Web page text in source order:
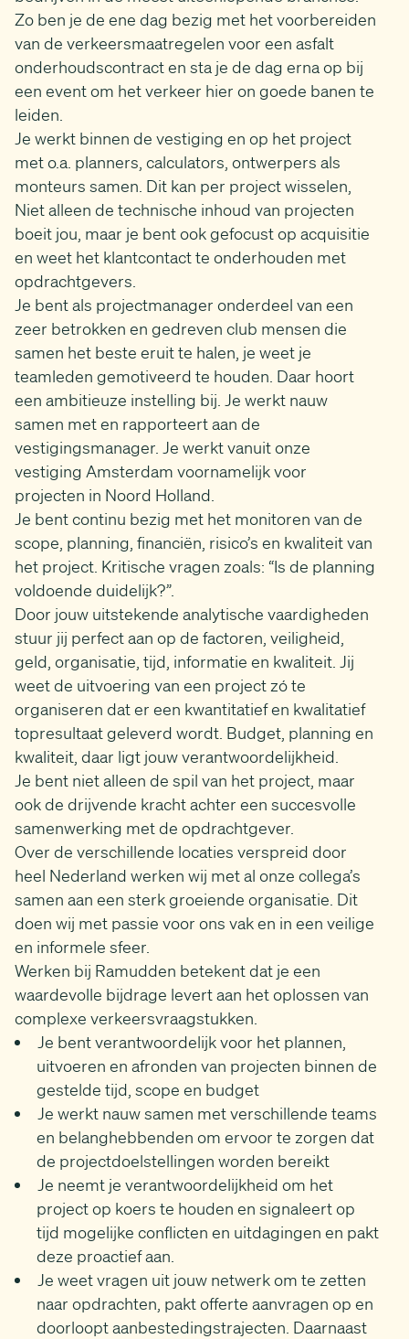
Zo ben je de ene dag bezig met het voorbereiden
van de verkeersmaatregelen voor een asfalt
onderhoudscontract en sta je de dag erna op bij
een event om het verkeer hier on goede banen te
leiden.
Je werkt binnen de vestiging en op het project
met o.a. planners, calculators, ontwerpers als
monteurs samen. Dit kan per project wisselen,
Niet alleen de technische inhoud van projecten
boeit jou, maar je bent ook gefocust op acquisitie
en weet het klantcontact te onderhouden met
opdrachtgevers.
Je bent als projectmanager onderdeel van een
zeer betrokken en gedreven club mensen die
samen het beste eruit te halen, je weet je
teamleden gemotiveerd te houden. Daar hoort
een ambitieuze instelling bij. Je werkt nauw
samen met en rapporteert aan de
vestigingsmanager. Je werkt vanuit onze
vestiging Amsterdam voornamelijk voor
projecten in Noord Holland.
Je bent continu bezig met het monitoren van de
scope, planning, financiën, risico’s en kwaliteit van
het project. Kritische vragen zoals: “Is de planning
voldoende duidelijk?”.
Door jouw uitstekende analytische vaardigheden
stuur jij perfect aan op de factoren, veiligheid,
geld, organisatie, tijd, informatie en kwaliteit. Jij
weet de uitvoering van een project zó te
organiseren dat er een kwantitatief en kwalitatief
topresultaat geleverd wordt. Budget, planning en
kwaliteit, daar ligt jouw verantwoordelijkheid.
Je bent niet alleen de spil van het project, maar
ook de drijvende kracht achter een succesvolle
samenwerking met de opdrachtgever.
Over de verschillende locaties verspreid door
heel Nederland werken wij met al onze collega’s
samen aan een sterk groeiende organisatie. Dit
doen wij met passie voor ons vak en in een veilige
en informele sfeer.
Werken bij Ramudden betekent dat je een
waardevolle bijdrage levert aan het oplossen van
complexe verkeersvraagstukken.
Je bent verantwoordelijk voor het plannen,
uitvoeren en afronden van projecten binnen de
gestelde tijd, scope en budget
Je werkt nauw samen met verschillende teams
en belanghebbenden om ervoor te zorgen dat
de projectdoelstellingen worden bereikt
Je neemt je verantwoordelijkheid om het
project op koers te houden en signaleert op
tijd mogelijke conflicten en uitdagingen en pakt
deze proactief aan.
Je weet vragen uit jouw netwerk om te zetten
naar opdrachten, pakt offerte aanvragen op en
doorloopt aanbestedingstrajecten. Daarnaast